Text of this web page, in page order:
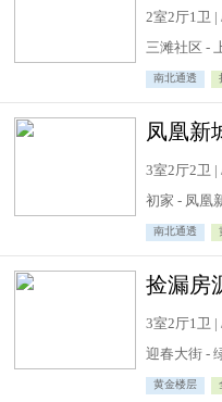
2室2厅1卫 |
三滩社区 -
南北通透
3室2厅2卫 |
初家 - 凤凰
南北通透
3室2厅1卫 |
迎春大街 -
黄金楼层